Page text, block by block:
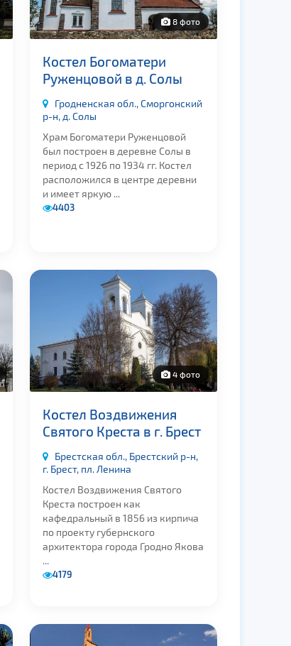
8 фото
Костел Богоматери
Руженцовой в д. Солы
Гродненская обл., Сморгонский
р-н, д. Солы
Храм Богоматери Руженцовой
был построен в деревне Солы в
период с 1926 по 1934 гг. Костел
расположился в центре деревни
и имеет яркую ...
4403
4 фото
Костел Воздвижения
Святого Креста в г. Брест
Брестская обл., Брестский р-н,
г. Брест, пл. Ленина
Костел Воздвижения Святого
Креста построен как
кафедральный в 1856 из кирпича
по проекту губернского
архитектора города Гродно Якова
...
4179